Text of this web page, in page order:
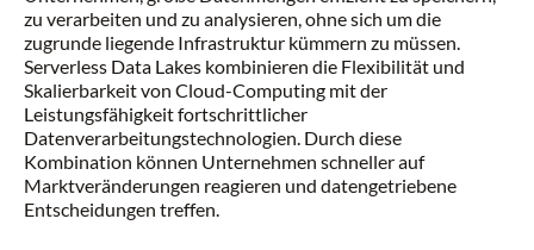
zu verarbeiten und zu analysieren, ohne sich um die
zugrunde liegende Infrastruktur kümmern zu müssen.
Serverless Data Lakes kombinieren die Flexibilität und
Skalierbarkeit von Cloud-Computing mit der
Leistungsfähigkeit fortschrittlicher
Datenverarbeitungstechnologien. Durch diese
Kombination können Unternehmen schneller auf
Marktveränderungen reagieren und datengetriebene
Entscheidungen treffen.